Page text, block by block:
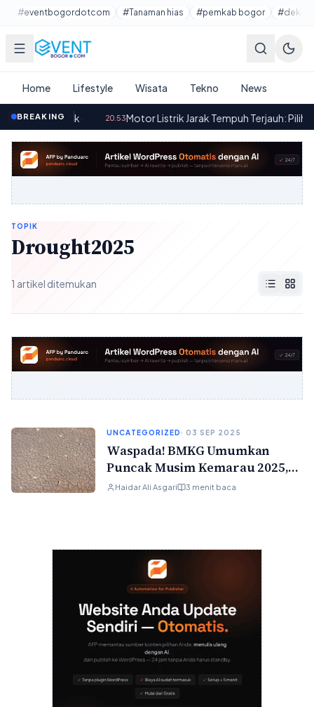
Lewati ke konten utama
#eventbogordotcom #Tanaman hias #pemkab bogor
Home Lifestyle Wisata Tekno News
BREAKING
Menunggak· Motor Listrik Jarak Tempuh Terjauh: Pilihan
TOPIK
Drought2025
1 artikel ditemukan
UNCATEGORIZED· 03 SEP 2025
Waspada! BMKG Umumkan
Puncak Musim Kemarau 2025,
Ini Daerah yang Paling
Haidar Ali Asgari 3 menit baca